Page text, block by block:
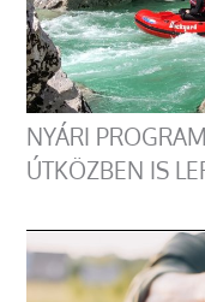
NYÁRI
ÚTKÖZBEN IS